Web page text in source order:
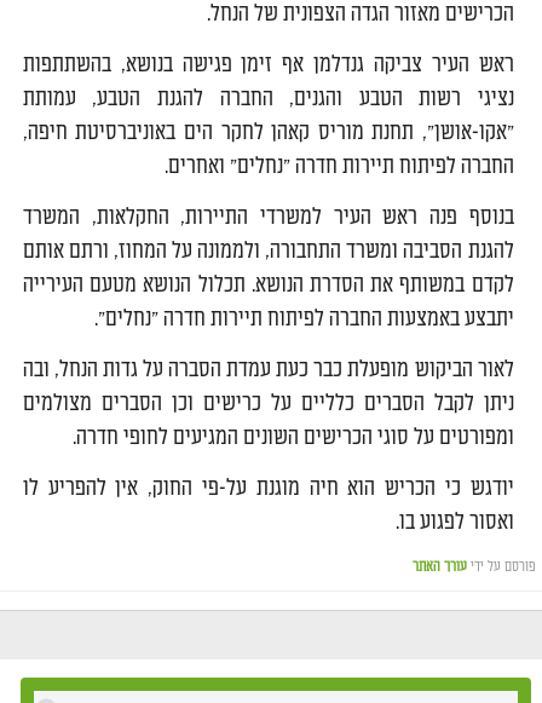
הכרישים מאזור הגדה הצפונית של הנחל.
ראש העיר צביקה גנדלמן אף זימן פגישה בנושא, בהשתתפות
נציגי רשות הטבע והגנים, החברה להגנת הטבע, עמותת
"אקו-אושן", תחנת מוריס קאהן לחקר הים באוניברסיטת חיפה,
החברה לפיתוח תיירות חדרה "נחלים" ואחרים.
בנוסף פנה ראש העיר למשרדי התיירות, החקלאות, המשרד
להגנת הסביבה ומשרד התחבורה, ולממונה על המחוז, ורתם אותם
לקדם במשותף את הסדרת הנושא. תכלול הנושא מטעם העירייה
יתבצע באמצעות החברה לפיתוח תיירות חדרה "נחלים".
לאור הביקוש מופעלת כבר כעת עמדת הסברה על גדות הנחל, ובה
ניתן לקבל הסברים כלליים על כרישים וכן הסברים מצולמים
ומפורטים על סוגי הכרישים השונים המגיעים לחופי חדרה.
יודגש כי הכריש הוא חיה מוגנת על-פי החוק, אין להפריע לו
ואסור לפגוע בו.
פורסם על ידי עורך האתר